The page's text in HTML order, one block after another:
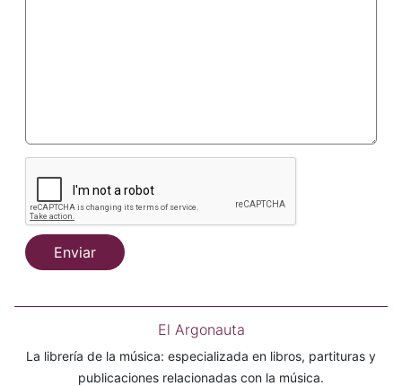
Enviar
El Argonauta
La librería de la música: especializada en libros, partituras y
publicaciones relacionadas con la música.